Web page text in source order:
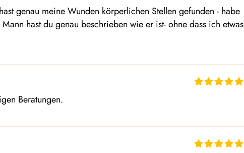
genau meine Wunden körperlichen Stellen gefunden - habe
hast du genau beschrieben wie er ist- ohne dass ich etwas
Beratungen.